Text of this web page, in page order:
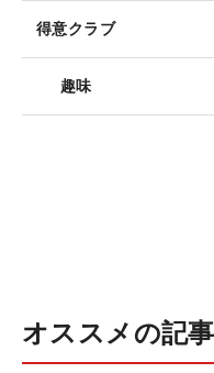
得意クラブ
趣味
オススメの記事